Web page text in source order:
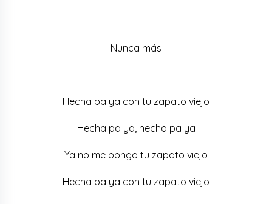
Nunca más
Hecha pa ya con tu zapato viejo
Hecha pa ya, hecha pa ya
Ya no me pongo tu zapato viejo
Hecha pa ya con tu zapato viejo